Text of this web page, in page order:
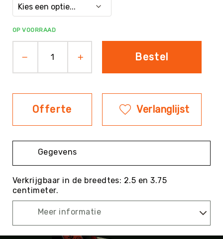
Darts
Fitness
Golf
Hockey
Honk-
Softbal
Jeu
de
Boules
OP VOORRAAD
Bestel
Offerte Verlanglijst
Gegevens
Verkrijgbaar in de breedtes: 2.5 en 3.75
centimeter.
Meer informatie